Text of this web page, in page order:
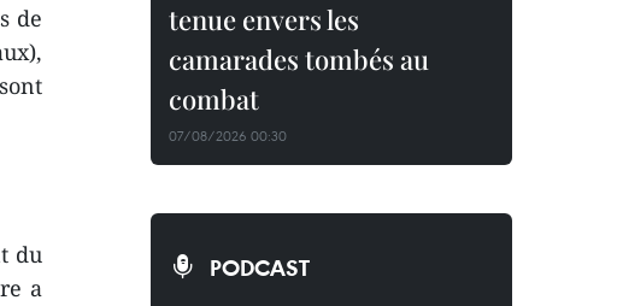
de
du
a
tenue envers les
camarades tombés au
combat
07/08/2026 00:30
PODCAST